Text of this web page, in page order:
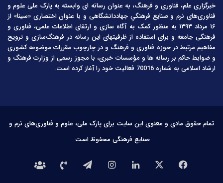
خبرگزاری علم، فناوری و فرهنگ، به عنوان رسانه ای وابسته به پارک ملی علوم و
فناوری‌های نرم و صنایع فرهنگیِ جهاددانشگاهی و با عنوان اختصاری «سینا» از
۱۶ مرداد ۱۳۹۳ به منظور کمک به آگاه سازی و ارتقای اطلاعات علمی، فناوری و
فرهنگی جامعه و برای استفاده از ظرفیتهای این رسانه در فرهنگ‌سازی و ترویج
مفاهیم مرتبط در حوزه فناوری و فرهنگ و در چارچوب مقررات موضوعه کشوری
و ضوابط حاکم بر رسانه ها و مؤسسات خبری، با مجوز رسمی از وزارت فرهنگ و
ارشاد اسلامی به شماره 70016 فعالیت خود را آغاز کرده است.
تمام حقوق مادی و معنوی این سایت برای پارک ملی، علوم و فناوری‌های نرم و
صنایع فرهنگی محفوظ است.
فیس
لینکدیناینستاگرامتلگرامتماس درباره